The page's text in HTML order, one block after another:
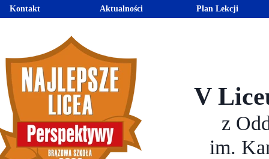
V
z
im.
Plan Lekcji
Aktualności
Kontakt